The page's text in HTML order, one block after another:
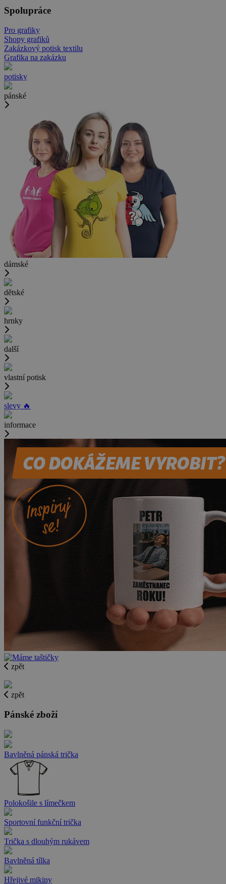
Spolupráce
Pro grafiky
Shopy grafiků
Zakázkový potisk textilu
Grafika na zakázku
potisky
pánské
dámské
dětské
hrnky
další
vlastní potisk
slevy 🔥
informace
zpět
zpět
Pánské zboží
Bavlněná pánská trička
Polokošile s límečkem
Sportovní funkční trička
Trička s dlouhým rukávem
Bavlněná tílka
Hřejivé mikiny